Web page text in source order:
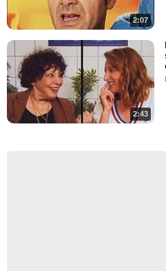
2:07
2:43